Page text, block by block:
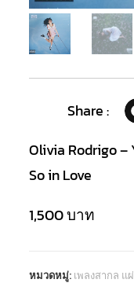
Share :
Olivia Rodrigo –
So in Love
1,500บาท
หมวดหมู่: เพลงสากล แ